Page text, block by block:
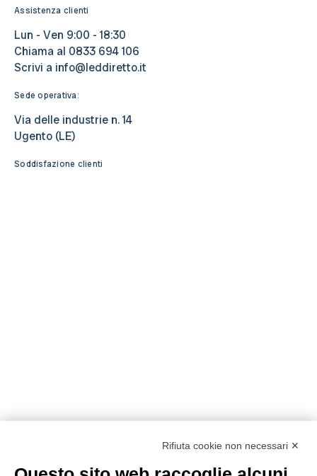
Assistenza clienti
Lun - Ven 9:00 - 18:30
Chiama al 0833 694 106
Scrivi a info@leddiretto.it
Sede operativa:
Via delle industrie n. 14
Ugento (LE)
Soddisfazione clienti
Rifiuta cookie non necessari ✕